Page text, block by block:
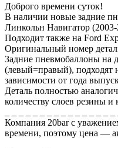
Доброго времени суток!
В наличии новые задние
Линкольн Навигатор
Подходит также на Ford
Оригинальный номер
Задние пневмобаллоны на
(левый=правый), подходят
зависимости от года
Деталь полностью
количеству слоев резины
Компания 20bar c
времени, поэтому цена —